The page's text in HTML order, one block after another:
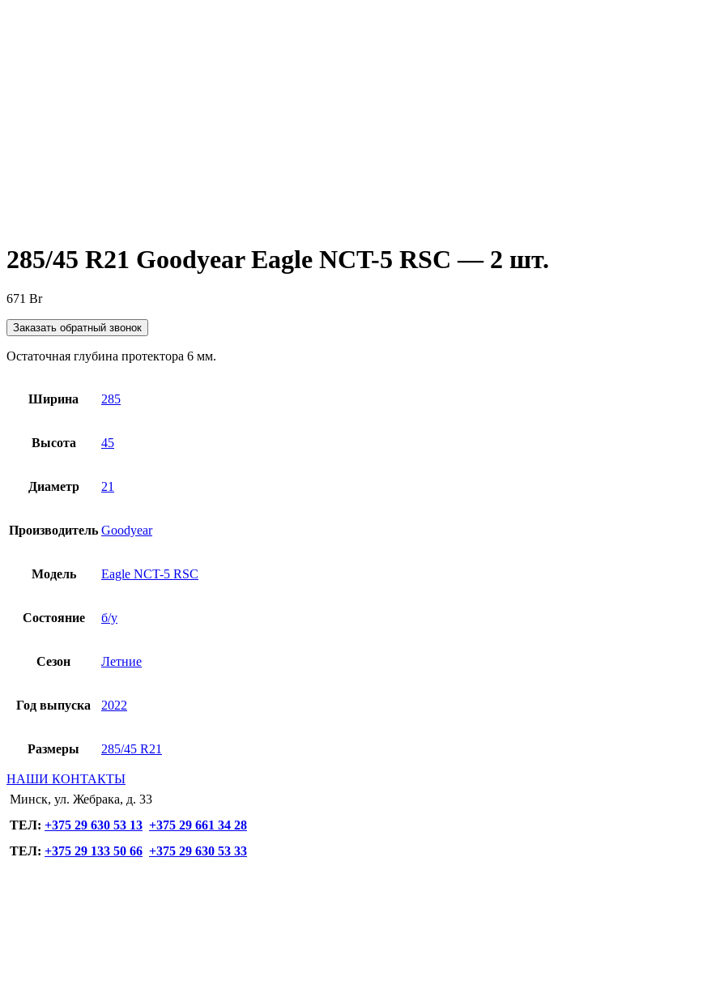
285/45 R21 Goodyear Eagle NCT-5 RSC — 2 шт.
671 Br
Заказать обратный звонок
Остаточная глубина протектора 6 мм.
Ширина 285
Высота 45
Диаметр 21
Производитель Goodyear
Модель Eagle NCT-5 RSC
Состояние б/у
Сезон Летние
Год выпуска 2022
Размеры 285/45 R21
НАШИ КОНТАКТЫ
Минск, ул. Жебрака, д. 33
ТЕЛ: +375 29 630 53 13 +375 29 661 34 28
ТЕЛ: +375 29 133 50 66 +375 29 630 53 33